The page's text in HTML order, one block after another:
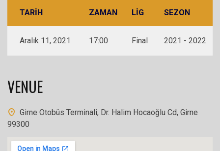
TARIH ZAMAN LIG SEZON
Aralık 11, 2021 17:00 Final 2021 - 2022
VENUE
Girne Otobüs Terminali, Dr. Halim Hocaoğlu Cd, Girne
99300